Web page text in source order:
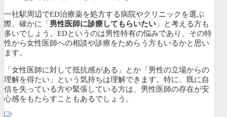
一社駅周辺でED治療薬を処方する病院やクリニックを選ぶ
際、確かに「 男性医師に診療してもらいたい 」と考える方も
多いでしょう。EDというのは男性特有の悩みであり、その特
性から女性医師への相談や診療をためらう方もいるかと思い
ます。
「女性医師に対して抵抗感がある」とか「男性の立場からの
理解を得たい」という気持ちは理解できます。特に、既に自
信を失っている方や緊張している方は、男性医師の存在が安
心感をもたらすこともあるでしょう。